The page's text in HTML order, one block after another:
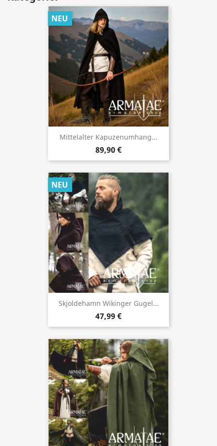
Mittelalter Kapuzenumhang...
89,90 €
NEU
Skjoldehamn Wikinger Gugel...
47,99 €
NEU